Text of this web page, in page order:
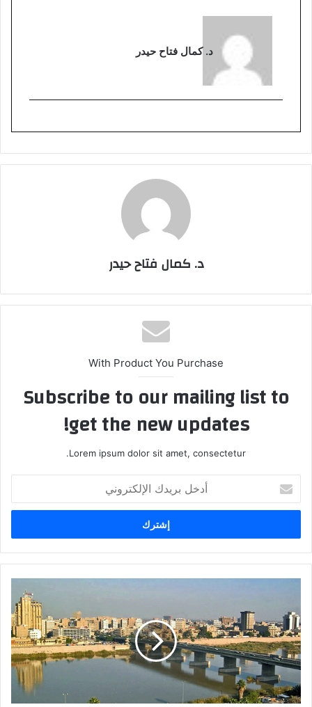
د. كمال فتاح حيدر
د. كمال فتاح حيدر
With Product You Purchase
Subscribe to our mailing list to
get the new updates!
Lorem ipsum dolor sit amet, consectetur.
بريدك
الإلكتروني
ودرجات
الحرارة
المتوقعة
لليوم
الجمعة